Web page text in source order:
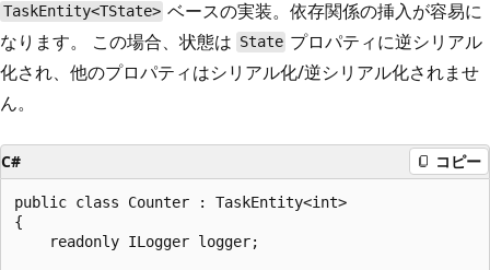
TaskEntity<TState> ベースの実装。依存関係の挿入が容易に
なります。 この場合、状態は State プロパティに逆シリアル
化され、他のプロパティはシリアル化/逆シリアル化されませ
ん。
C# コピー
public class Counter : TaskEntity<int>
{
    readonly ILogger logger;